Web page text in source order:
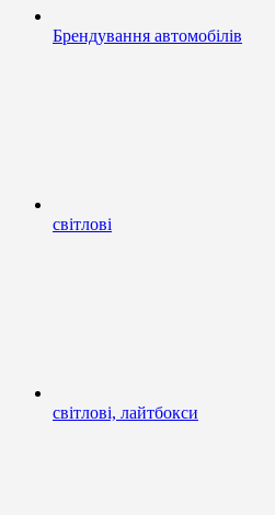
Брендування автомобілів
світлові
світлові, лайтбокси